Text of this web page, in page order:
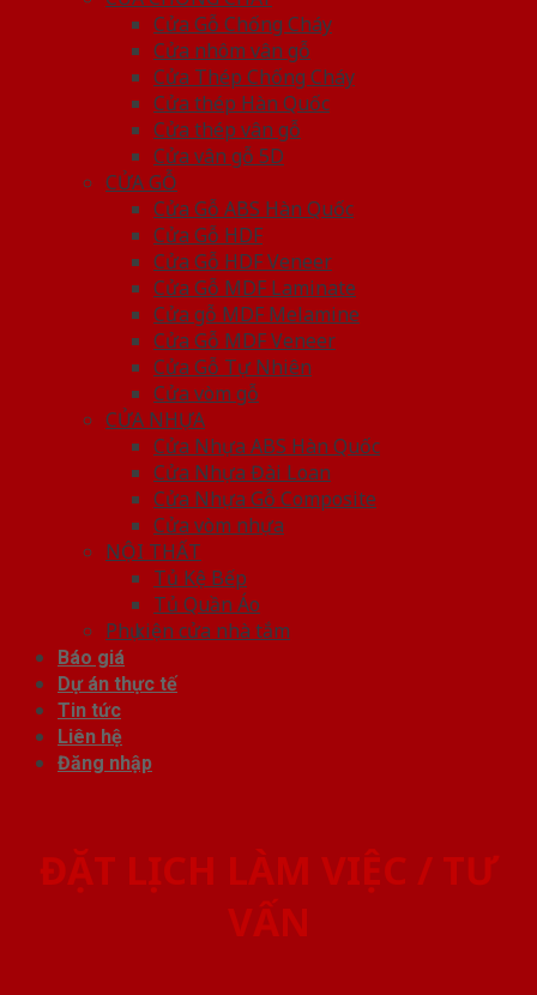
Cửa Gỗ Chống Cháy
Cửa nhôm vân gỗ
Cửa Thép Chống Cháy
Cửa thép Hàn Quốc
Cửa thép vân gỗ
Cửa vân gỗ 5D
CỬA GỖ
Cửa Gỗ ABS Hàn Quốc
Cửa Gỗ HDF
Cửa Gỗ HDF Veneer
Cửa Gỗ MDF Laminate
Cửa gỗ MDF Melamine
Cửa Gỗ MDF Veneer
Cửa Gỗ Tự Nhiên
Cửa vòm gỗ
CỬA NHỰA
Cửa Nhựa ABS Hàn Quốc
Cửa Nhựa Đài Loan
Cửa Nhựa Gỗ Composite
Cửa vòm nhựa
NỘI THẤT
Tủ Kệ Bếp
Tủ Quần Áo
Phụ kiện cửa nhà tắm
Báo giá
Dự án thực tế
Tin tức
Liên hệ
Đăng nhập
ĐẶT LỊCH LÀM VIỆC / TƯ
VẤN